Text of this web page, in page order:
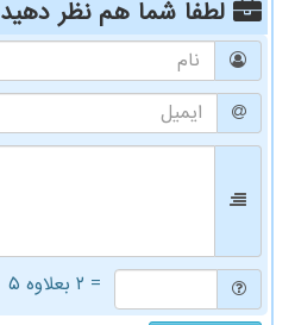
لطفا شما همنظر دهید
= ۲ بعلاوه ۵